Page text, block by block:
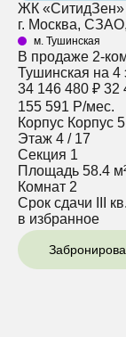
ЖК «СитидЗен»
г. Москва,
м. Тушинская
В продаже 2-
Тушинская на 4
34 146 480 ₽ 32
155 591 Р/мес.
Корпус Корпус 5
Этаж 4 / 17
Секция 1
Площадь 58.4
Комнат 2
Срок сдачи
III
в избранное